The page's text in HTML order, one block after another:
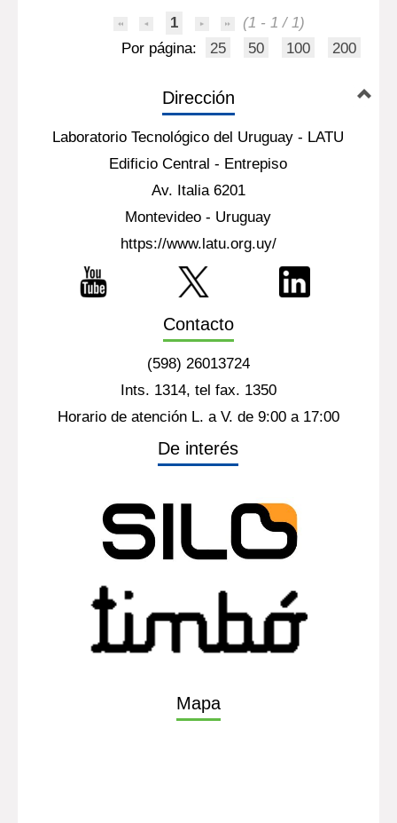
1
(1 - 1 / 1)
Por página:
25 50 100 200
Dirección
Laboratorio Tecnológico del Uruguay - LATU
Edificio Central - Entrepiso
Av. Italia 6201
Montevideo - Uruguay
https://www.latu.org.uy/
Contacto
(598) 26013724
Ints. 1314, tel fax. 1350
Horario de atención L. a V. de 9:00 a 17:00
De interés
Mapa